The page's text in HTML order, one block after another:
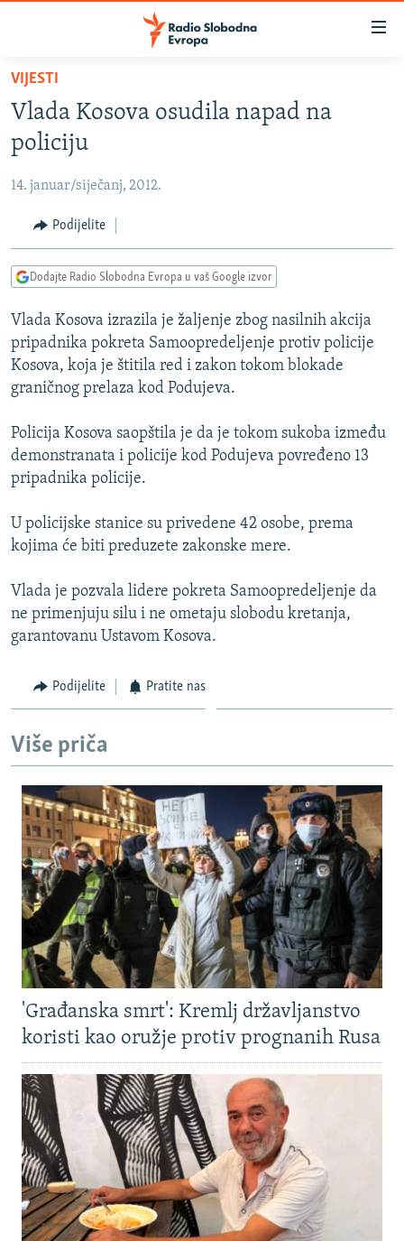
Pređite
glavni
sadržaj
Pređite
na
navigaciju
Pređite
na
VIJESTI
BOSNA I HERCEGOVINA
SRBIJA
KOSOVO
CRNA GORA
VIDEO
FOTOGALERIJE
INFOGRAFIKE
PODCASTI
RAT U UKRAJINI
KINA NA BALKANU
RSE PRIČE IZ SVIJETA
ISPRIČAJ MI
DNEVNO@RSE
SPECIJALI RSE
VIŠE OD NASLOVA
GENOCID U SREBRENICI
POPLAVE I KLIZIŠTA U BIH 2024.
TV LIBERTY
MOJA EVROPA
TRI DECENIJE OD RATA U BIH
SVE KARTE DEJTONA
PRATITE NAS
Sve RFE/RL stranice
VIJESTI
Vlada Kosova osudila napad na
policiju
14. januar/siječanj, 2012.
Podijelite
Dodajte Radio Slobodna Evropa u vaš Google izvor
Vlada Kosova izrazila je žaljenje zbog nasilnih akcija
pripadnika pokreta Samoopredeljenje protiv policije
Kosova, koja je štitila red i zakon tokom blokade
graničnog prelaza kod Podujeva.
Policija Kosova saopštila je da je tokom sukoba između
demonstranata i policije kod Podujeva povređeno 13
pripadnika policije.
U policijske stanice su privedene 42 osobe, prema
kojima će biti preduzete zakonske mere.
Vlada je pozvala lidere pokreta Samoopredeljenje da
ne primenjuju silu i ne ometaju slobodu kretanja,
garantovanu Ustavom Kosova.
Podijelite Pratite nas
Više priča
'Građanska smrt': Kremlj državljanstvo
koristi kao oružje protiv prognanih Rusa